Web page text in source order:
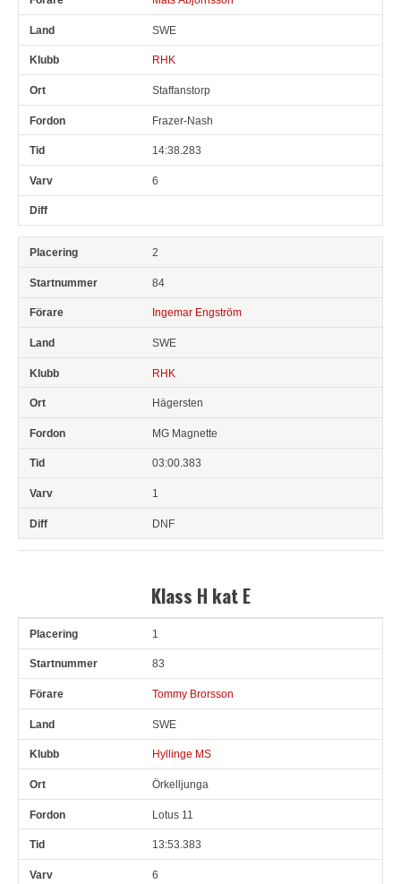
SWE
RHK
Staffanstorp
Frazer-Nash
14:38.283
6
2
84
Ingemar Engström
SWE
RHK
Hägersten
MG Magnette
03:00.383
1
DNF
Klass H kat E
Pl Snr 1
83
Tommy Brorsson
SWE
Hyllinge MS
Örkelljunga
Lotus 11
13:53.383
6